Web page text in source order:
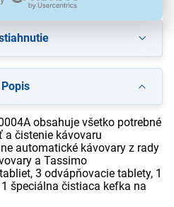
Popis
obsahuje všetko potrebné
čistenie kávovaru
automatické kávovary z rady
a Tassimo
3 odvápňovacie tablety, 1
špeciálna čistiaca kefka na